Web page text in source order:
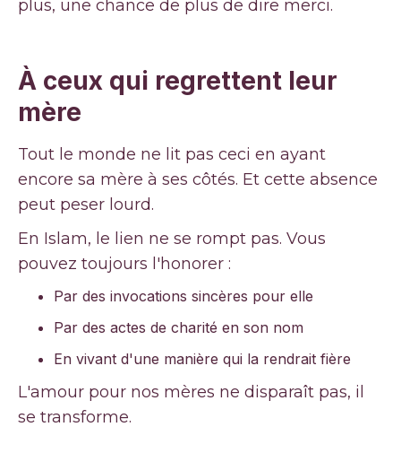
plus, une chance de plus de dire merci.
À ceux qui regrettent leur
mère
Tout le monde ne lit pas ceci en ayant
encore sa mère à ses côtés. Et cette absence
peut peser lourd.
En Islam, le lien ne se rompt pas. Vous
pouvez toujours l'honorer :
Par des invocations sincères pour elle
Par des actes de charité en son nom
En vivant d'une manière qui la rendrait fière
L'amour pour nos mères ne disparaît pas, il
se transforme.